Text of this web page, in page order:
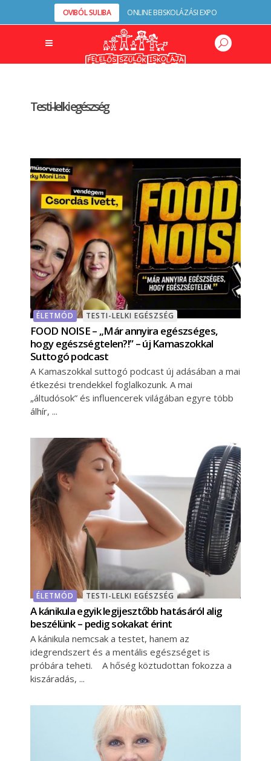
OVIBÓL SULIBA ONLINE BEISKOLÁZÁSI EXPO
Testi-lelki egészség
ÉLETMÓD TESTI-LELKI EGÉSZSÉG
FOOD NOISE – „Már annyira egészséges,
hogy egészségtelen?!” – új Kamaszokkal
Suttogó podcast
A Kamaszokkal suttogó podcast új adásában a mai
étkezési trendekkel foglalkozunk. A mai
„áltudósok” és influencerek világában egyre több
álhír,
ÉLETMÓD TESTI-LELKI EGÉSZSÉG
A kánikula egyik legijesztőbb hatásáról alig
beszélünk – pedig sokakat érint
A kánikula nemcsak a testet, hanem az
idegrendszert és a mentális egészséget is
próbára teheti. A hőség köztudottan fokozza a
kiszáradás,